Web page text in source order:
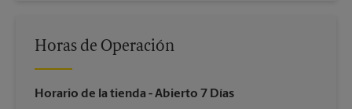
Horas de Operación
Horario de la tienda - Abierto 7 Días